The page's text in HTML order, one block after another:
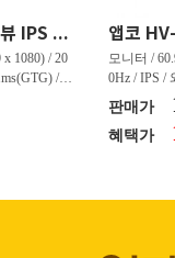
앱코 HV-IP27F180D 하이퍼뷰 IPS FHD 200 HDR 무결점
1080) / 20
/ 3
/ 틸트(상
RGB:8
화] / 조준
모니터 /
0Hz / IPS /
50nit /
하) / 4.9kg
80% / DCI-
판매가
혜택가